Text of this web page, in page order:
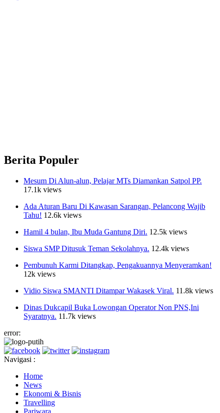
Berita Populer
Mesum Di Alun-alun, Pelajar MTs Diamankan Satpol PP.
17.1k views
Ada Aturan Baru Di Kawasan Sarangan, Pelancong Wajib
Tahu! 12.6k views
Hamil 4 bulan, Ibu Muda Gantung Diri. 12.5k views
Siswa SMP Ditusuk Teman Sekolahnya. 12.4k views
Pembunuh Karmi Ditangkap, Pengakuannya Menyeramkan!
12k views
Vidio Siswa SMANTI Ditampar Wakasek Viral. 11.8k views
Dinas Dukcapil Buka Lowongan Operator Non PNS,Ini
Syaratnya. 11.7k views
error:
Navigasi :
Home
News
Ekonomi & Bisnis
Travelling
Pariwara